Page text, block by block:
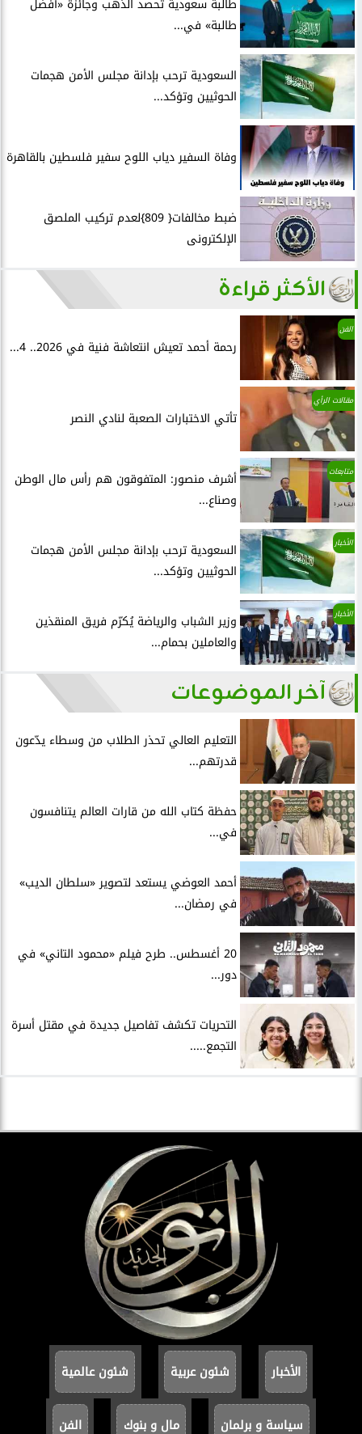
طالبة» في...
السعودية ترحب بإدانة مجلس الأمن هجمات
الحوثيين وتؤكد...
وفاة السفير دياب اللوح سفير فلسطين بالقاهرة
ضبط مخالفات{ 809}لعدم تركيب الملصق
الإلكترونى
الأكثر قراءة
الفن
رحمة أحمد تعيش انتعاشة فنية في 2026.. 4...
مقالات الرأي
تأتي الاختبارات الصعبة لنادي النصر
متابعات
أشرف منصور: المتفوقون هم رأس مال الوطن
وصناع...
الأخبار
السعودية ترحب بإدانة مجلس الأمن هجمات
الحوثيين وتؤكد...
الأخبار
وزير الشباب والرياضة يُكرّم فريق المنقذين
والعاملين بحمام...
آخر الموضوعات
التعليم العالي تحذر الطلاب من وسطاء يدّعون
قدرتهم...
حفظة كتاب الله من قارات العالم يتنافسون
في...
أحمد العوضي يستعد لتصوير «سلطان الديب»
في رمضان...
20 أغسطس.. طرح فيلم «محمود التاني» في
دور...
التحريات تكشف تفاصيل جديدة في مقتل أسرة
التجمع.....
الأخبار شئون عربية شئون عالمية
سياسة و برلمان مال و بنوك الفن